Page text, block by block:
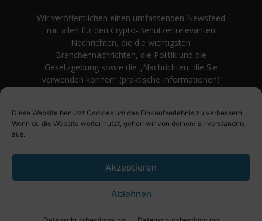
Diese Website benutzt Cookies um das Einkaufserlebnis zu verbessern.
Wenn du die Website weiter nutzt, gehen wir von deinem Einverständnis
aus.
Akzeptieren
Ablehnen
Wir veröffentlichen einen umfassenden Newsfeed
mit allen für den Crypto-Benutzer relevanten
Nachrichten, die die wichtigsten
Branchennachrichten, die Politik und die
Gesetzgebung sowie die „Nachrichten, die Sie
verwenden können“ (praktische Informationen)
Meinungen rund um Kryptowährung. Einfache
Logik und Beispiele aus der Praxis werden vor
bevorzugt.